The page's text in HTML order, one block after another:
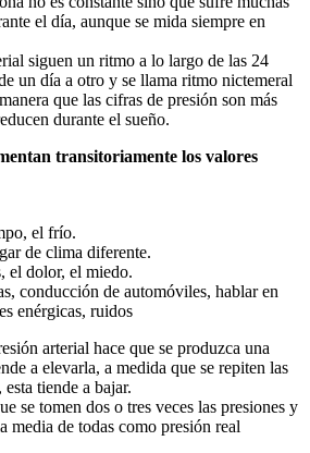
el día, aunque se mida siempre en
siguen un ritmo a lo largo de las 24
un día a otro y se llama ritmo nictemeral
que las cifras de presión son más
durante el sueño.
transitoriamente los valores
el frío.
de clima diferente.
el dolor, el miedo.
conducción de automóviles, hablar en
enérgicas, ruidos
arterial hace que se produzca una
a elevarla, a medida que se repiten las
tiende a bajar.
se tomen dos o tres veces las presiones y
media de todas como presión real